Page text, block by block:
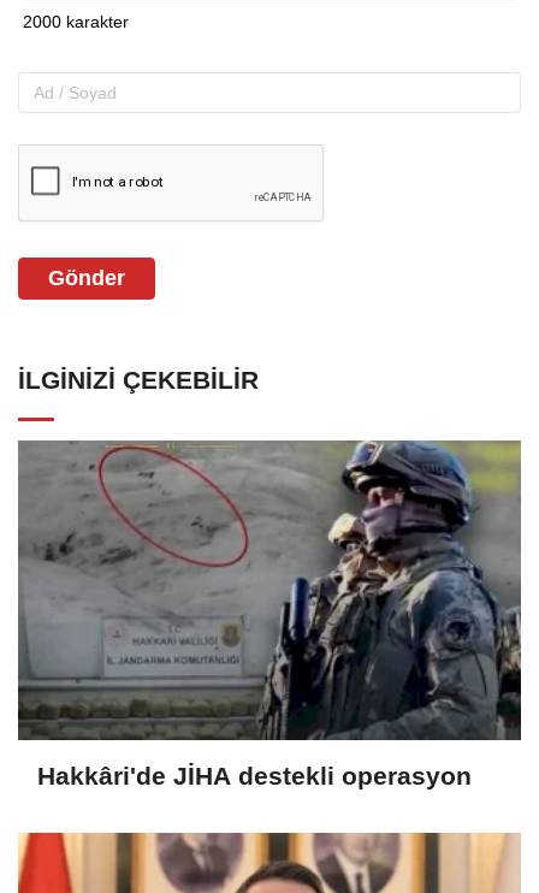
Gönder
İLGINIZI ÇEKEBILIR
Hakkâri'de JİHA destekli operasyon